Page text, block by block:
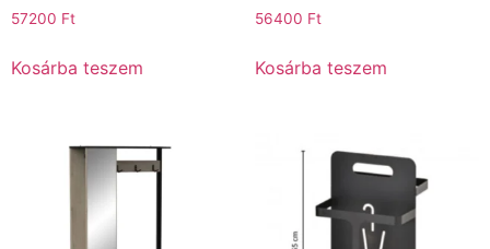
57200 Ft
Kosárba teszem
56400 Ft
Kosárba teszem